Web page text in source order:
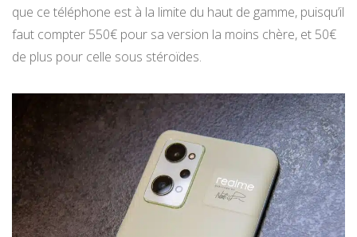
que ce téléphone est à la limite du haut de gamme, puisqu’il
faut compter 550€ pour sa version la moins chère, et 50€
de plus pour celle sous stéroïdes.